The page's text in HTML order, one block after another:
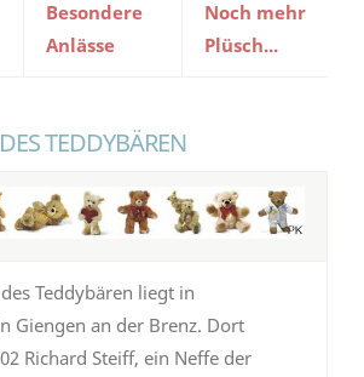
Besondere
Anlässe
Noch mehr
Plüsch...
TEDDYBÄREN
Teddybären liegt in
Giengen an der Brenz. Dort
Richard Steiff, ein Neffe der